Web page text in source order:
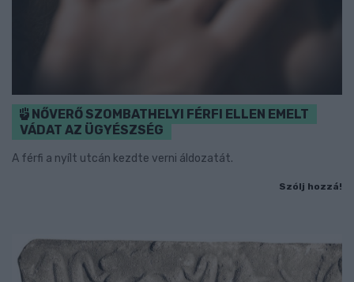
NŐVERŐ SZOMBATHELYI FÉRFI ELLEN EMELT
VÁDAT AZ ÜGYÉSZSÉG
A férfi a nyílt utcán kezdte verni áldozatát.
Szólj hozzá!